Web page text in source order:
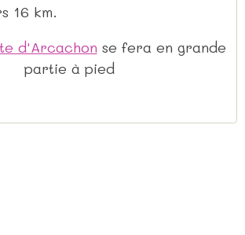
16 km.
d'Arcachon se fera en grande
partie à pied